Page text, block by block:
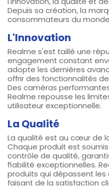
Depuis sa création, la
consommateurs du
L'Innovation
Realme s'est taillé une
engagement constant
adopte les dernières
offrir des fonctionnalités
Des caméras
Realme repousse les
utilisateur exceptionnelle.
La Qualité
La qualité est au cœur de
Chaque produit est
contrôle de qualité,
fiabilité exceptionnelles.
produits qui dépassent
faisant de la satisfaction